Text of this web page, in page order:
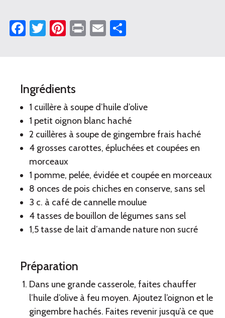
Facebook
Twitter
Pinterest
PrintEmail
Soupe
aux
carottes
et
aux
pommes
Ingrédients
1 cuillère à soupe d’huile d’olive
1 petit oignon blanc haché
2 cuillères à soupe de gingembre frais haché
4 grosses carottes, épluchées et coupées en
morceaux
1 pomme, pelée, évidée et coupée en morceaux
8 onces de pois chiches en conserve, sans sel
3 c. à café de cannelle moulue
4 tasses de bouillon de légumes sans sel
1,5 tasse de lait d’amande nature non sucré
Préparation
Dans une grande casserole, faites chauffer
l’huile d’olive à feu moyen. Ajoutez l’oignon et le
gingembre hachés. Faites revenir jusqu’à ce que